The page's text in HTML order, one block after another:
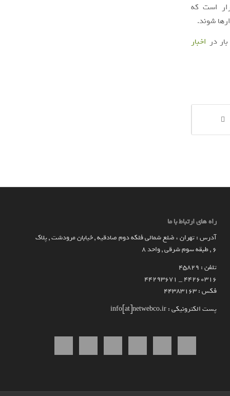
است که
در اخبار
راه های ارتباط با ما
آدرس : تهران ، ضلع شمالی فلکه دوم صادقیه , خیابان مرودشت , پلاک
۶ , طبقه سوم شرقی , واحد ۸
تلفن : 45829
۴۴۲۶۰۳۱۶ _ 44293671
فکس : 44383163
پست الکترونیکی : info[at]netwebco.ir